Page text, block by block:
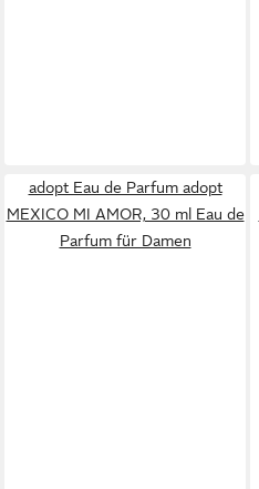
adopt Eau de Parfum adopt
MEXICO MI AMOR, 30 ml Eau de
Parfum für Damen